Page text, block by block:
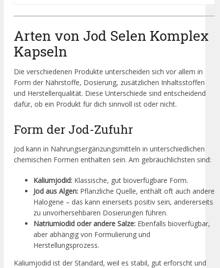
Arten von Jod Selen Komplex
Kapseln
Die verschiedenen Produkte unterscheiden sich vor allem in
Form der Nährstoffe, Dosierung, zusätzlichen Inhaltsstoffen
und Herstellerqualität. Diese Unterschiede sind entscheidend
dafür, ob ein Produkt für dich sinnvoll ist oder nicht.
Form der Jod-Zufuhr
Jod kann in Nahrungsergänzungsmitteln in unterschiedlichen
chemischen Formen enthalten sein. Am gebräuchlichsten sind:
Kaliumjodid: Klassische, gut bioverfügbare Form.
Jod aus Algen: Pflanzliche Quelle, enthält oft auch andere
Halogene – das kann einerseits positiv sein, andererseits
zu unvorhersehbaren Dosierungen führen.
Natriumiodid oder andere Salze: Ebenfalls bioverfügbar,
aber abhängig von Formulierung und
Herstellungsprozess.
Kaliumjodid ist der Standard, weil es stabil, gut erforscht und